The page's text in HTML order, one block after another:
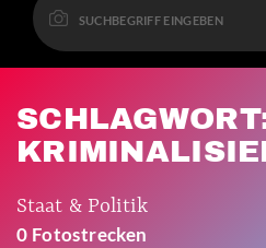
Staat & Politik
0 Fotostrecken